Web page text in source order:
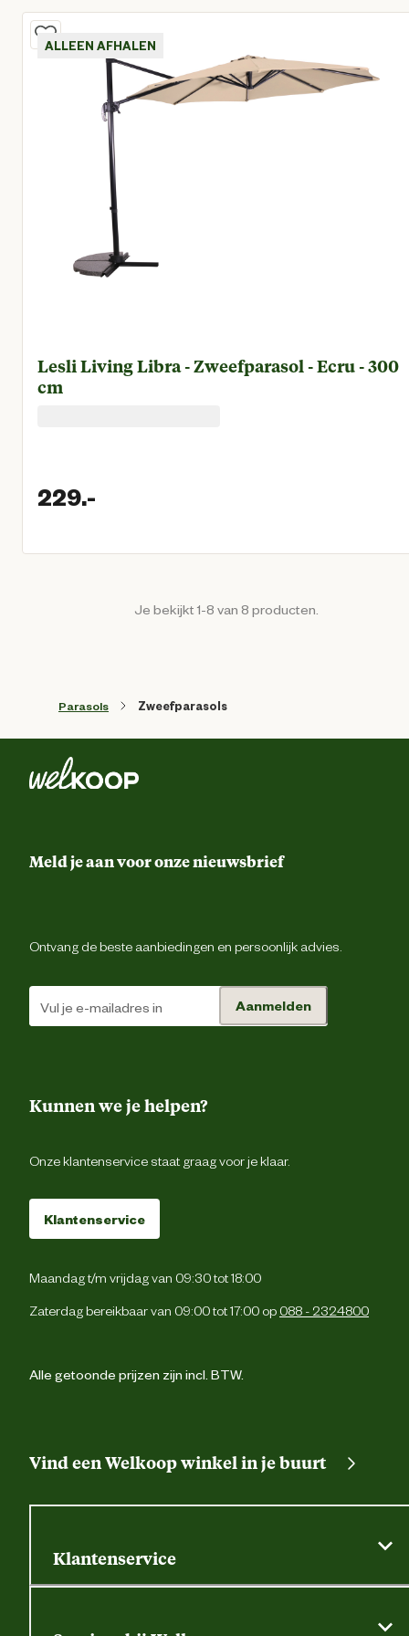
ALLEEN AFHALEN
Lesli Living Libra - Zweefparasol - Ecru - 300
cm
229.-
Huidige prijs € 229,00
Je bekijkt 1-8 van 8 producten.
Parasols Zweefparasols
Meld je aan voor onze nieuwsbrief
Ontvang de beste aanbiedingen en persoonlijk advies.
Aanmelden
Kunnen we je helpen?
Onze klantenservice staat graag voor je klaar.
Klantenservice
Maandag t/m vrijdag van 09:30 tot 18:00
Zaterdag bereikbaar van 09:00 tot 17:00 op 088 - 2324800
Alle getoonde prijzen zijn incl. BTW.
Vind een Welkoop winkel in je buurt
Klantenservice